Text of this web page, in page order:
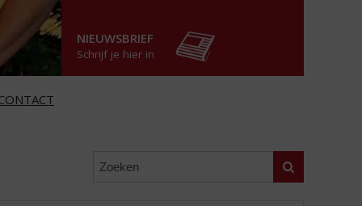
NIEUWSBRIEF
Schrijf je hier in
Zoeken